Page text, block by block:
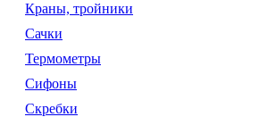
Краны, тройники
Сачки
Термометры
Сифоны
Скребки